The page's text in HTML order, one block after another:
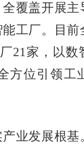
覆盖开展主
工厂。目前
21家，以数
方位引领工
业发展根基